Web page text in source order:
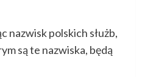
nazwisk polskich służb,
są te nazwiska, będą